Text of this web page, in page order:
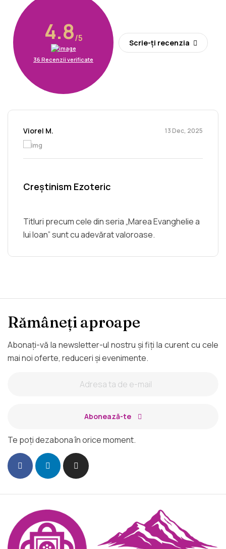
4.8/5
36 Recenzii verificate
Scrie-ți recenzia
Creștinism Ezoteric
Titluri precum cele din seria „Marea Evanghelie a
lui Ioan” sunt cu adevărat valoroase.
Viorel M. 13 Dec, 2025
Rămâneți aproape
Abonați-vă la newsletter-ul nostru și fiți la curent cu cele
mai noi oferte, reduceri și evenimente.
Abonează-te
Te poți dezabona în orice moment.